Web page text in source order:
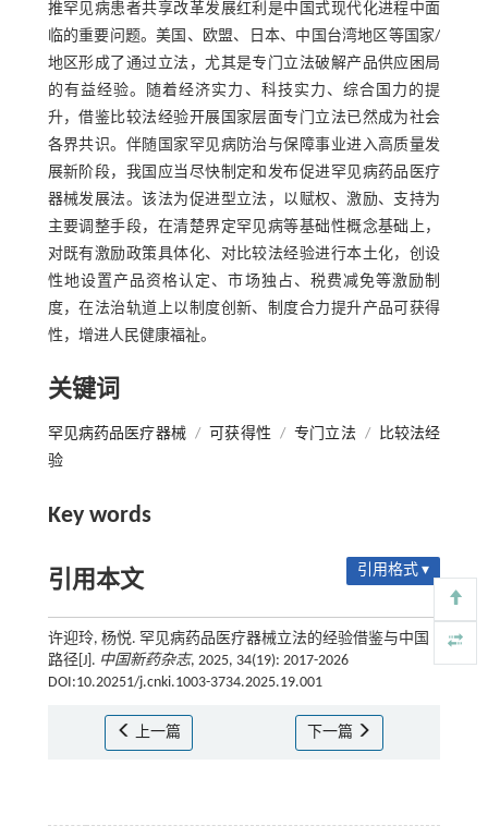
推罕见病患者共享改革发展红利是中国式现代化进程中面
临的重要问题。美国、欧盟、日本、中国台湾地区等国家/
地区形成了通过立法，尤其是专门立法破解产品供应困局
的有益经验。随着经济实力、科技实力、综合国力的提
升，借鉴比较法经验开展国家层面专门立法已然成为社会
各界共识。伴随国家罕见病防治与保障事业进入高质量发
展新阶段，我国应当尽快制定和发布促进罕见病药品医疗
器械发展法。该法为促进型立法，以赋权、激励、支持为
主要调整手段，在清楚界定罕见病等基础性概念基础上，
对既有激励政策具体化、对比较法经验进行本土化，创设
性地设置产品资格认定、市场独占、税费减免等激励制
度，在法治轨道上以制度创新、制度合力提升产品可获得
性，增进人民健康福祉。
关键词
罕见病药品医疗器械 / 可获得性 / 专门立法 /
比较法经
验
Key words
引用本文 引用格式 ▾
许迎玲, 杨悦. 罕见病药品医疗器械立法的经验借鉴与中国
路径[J]. 中国新药杂志, 2025, 34(19): 2017-2026
DOI:10.20251/j.cnki.1003-3734.2025.19.001
上一篇 下一篇